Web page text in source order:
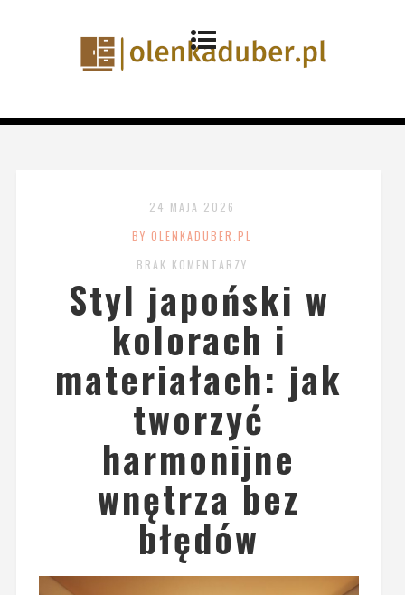
24 MAJA 2026
BY OLENKADUBER.PL
BRAK KOMENTARZY
Styl japoński w
kolorach i
materiałach: jak
tworzyć
harmonijne
wnętrza bez
błędów